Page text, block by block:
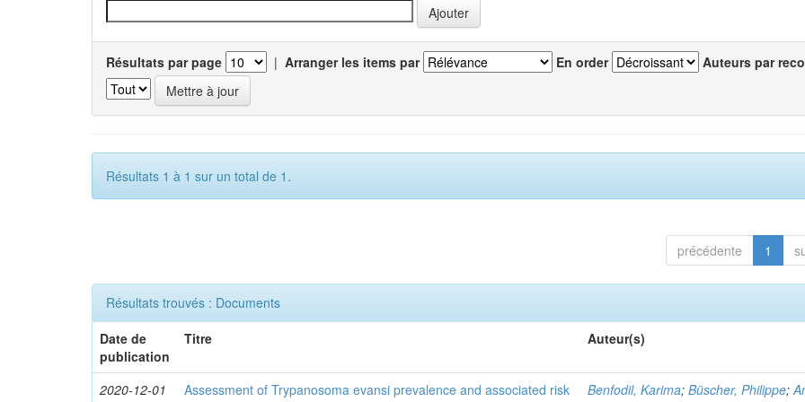
Résultats par page | Arranger les items par En order Auteurs par
Résultats 1 à 1 sur un total de 1.
précédente 1
Résultats trouvés : Documents
Date de
publication
Titre Auteur(s)
2020-12-01
Assessment of Trypanosoma evansi prevalence and associated risk
Benfodil, Karima;Büscher, Philippe;